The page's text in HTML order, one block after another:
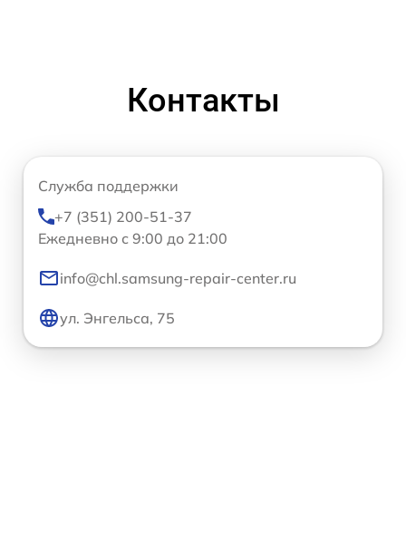
Контакты
Служба поддержки
+7 (351) 200-51-37
Ежедневно с 9:00 до 21:00
info@chl.samsung-repair-center.ru
ул. Энгельса, 75